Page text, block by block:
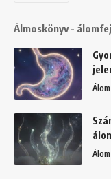
Álmoskönyv -